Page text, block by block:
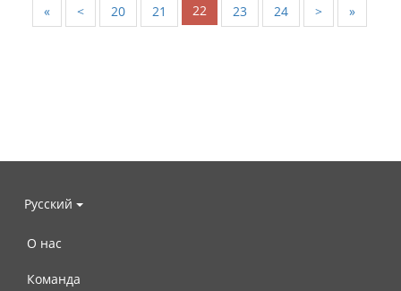
« < 20 21 22 23 24 > »
Русский
О нас
Команда